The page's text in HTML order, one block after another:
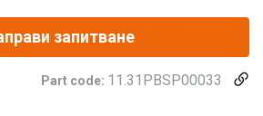
запитване
Part code: 11.31PBSP00033